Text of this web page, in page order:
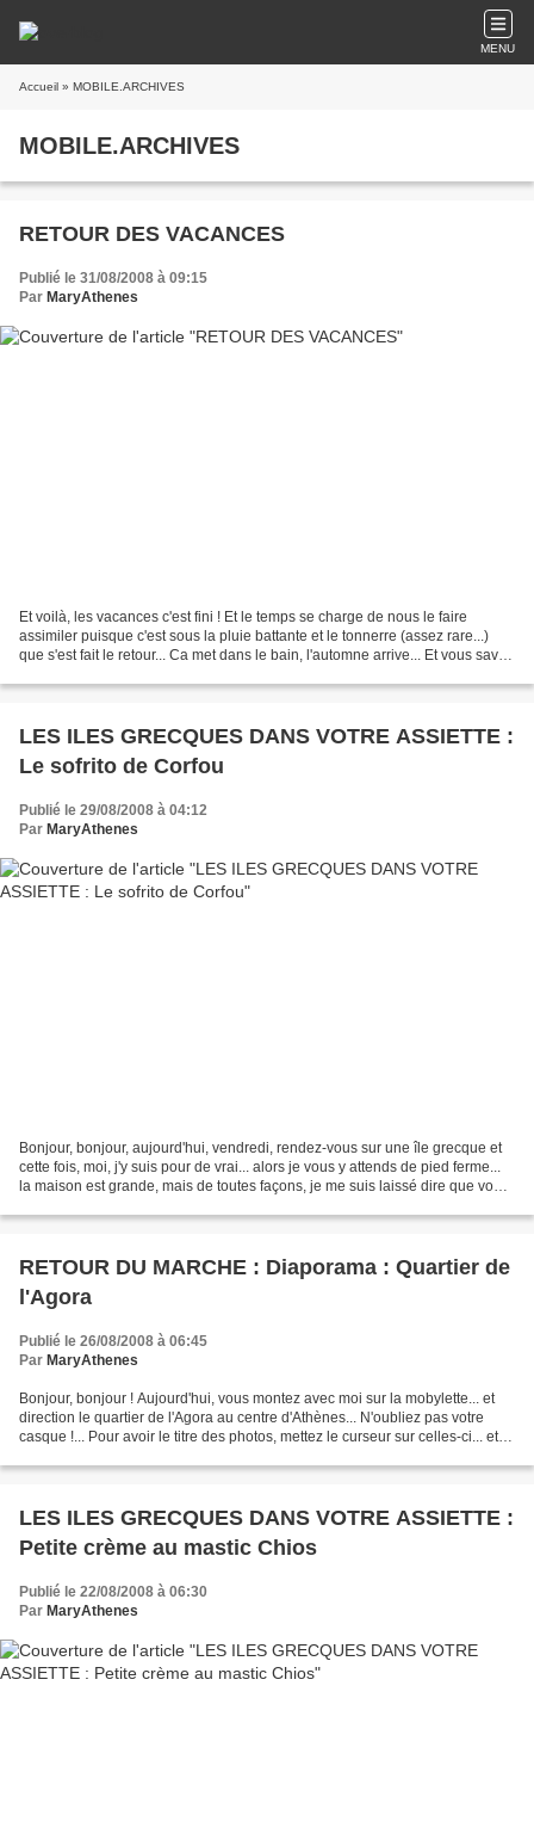
MENU
Accueil » MOBILE.ARCHIVES
MOBILE.ARCHIVES
RETOUR DES VACANCES
Publié le 31/08/2008 à 09:15
Par MaryAthenes
Et voilà, les vacances c'est fini ! Et le temps se charge de nous le faire
assimiler puisque c'est sous la pluie battante et le tonnerre (assez rare...)
que s'est fait le retour... Ca met dans le bain, l'automne arrive... Et vous savez
LES ILES GRECQUES DANS VOTRE ASSIETTE :
Le sofrito de Corfou
Publié le 29/08/2008 à 04:12
Par MaryAthenes
Bonjour, bonjour, aujourd'hui, vendredi, rendez-vous sur une île grecque et
cette fois, moi, j'y suis pour de vrai... alors je vous y attends de pied ferme...
la maison est grande, mais de toutes façons, je me suis laissé dire que vous
RETOUR DU MARCHE : Diaporama : Quartier de
l'Agora
Publié le 26/08/2008 à 06:45
Par MaryAthenes
Bonjour, bonjour ! Aujourd'hui, vous montez avec moi sur la mobylette... et
direction le quartier de l'Agora au centre d'Athènes... N'oubliez pas votre
casque !... Pour avoir le titre des photos, mettez le curseur sur celles-ci... et si
LES ILES GRECQUES DANS VOTRE ASSIETTE :
Petite crème au mastic Chios
Publié le 22/08/2008 à 06:30
Par MaryAthenes